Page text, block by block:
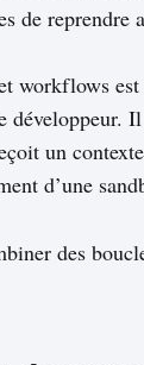
de reprendre
workflows
un
d’une
des